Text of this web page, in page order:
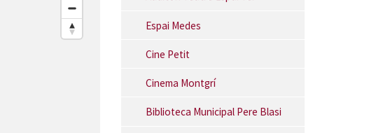
Espai Medes
Cine Petit
Cinema Montgrí
Biblioteca Municipal Pere Blasi